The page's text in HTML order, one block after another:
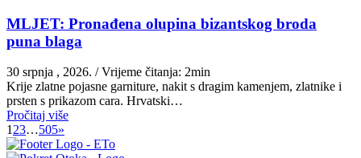
MLJET: Pronađena olupina bizantskog broda
puna blaga
30 srpnja , 2026. / Vrijeme čitanja: 2min
Krije zlatne pojasne garniture, nakit s dragim kamenjem, zlatnike i
prsten s prikazom cara. Hrvatski…
Pročitaj više
123…505»